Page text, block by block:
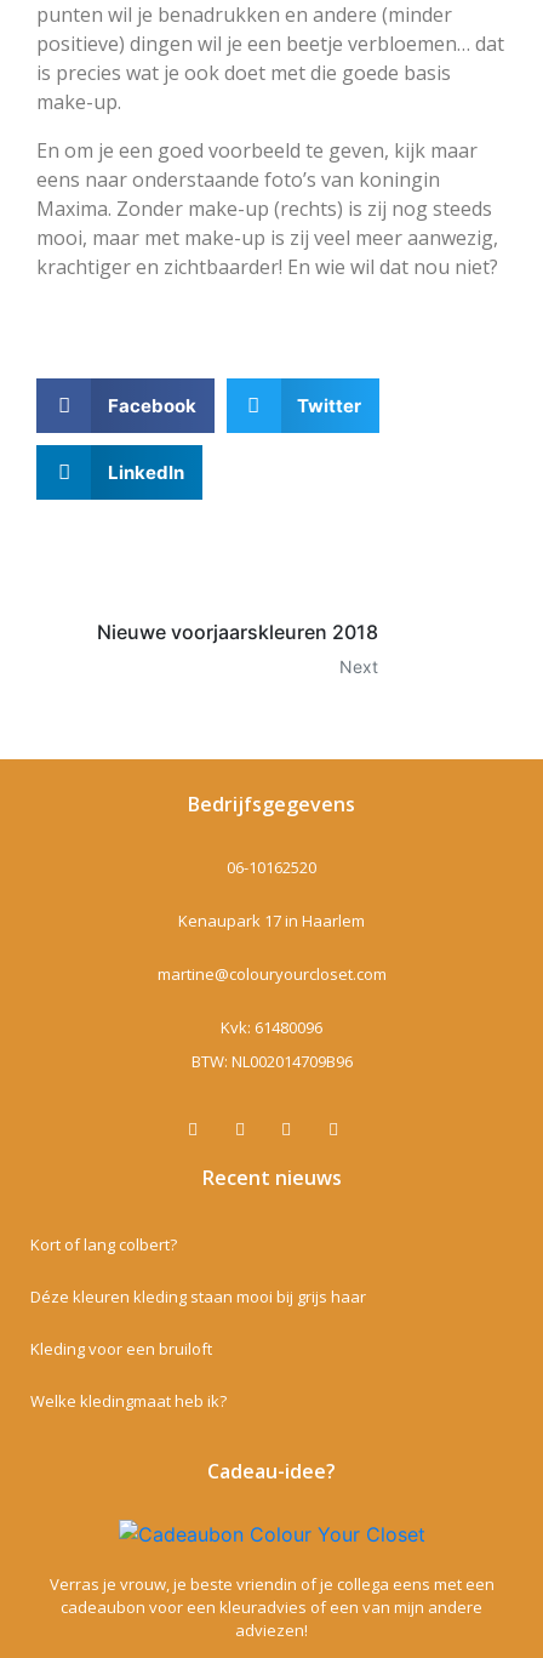
punten wil je benadrukken en andere (minder
positieve) dingen wil je een beetje verbloemen… dat
is precies wat je ook doet met die goede basis
make-up.
En om je een goed voorbeeld te geven, kijk maar
eens naar onderstaande foto’s van koningin
Maxima. Zonder make-up (rechts) is zij nog steeds
mooi, maar met make-up is zij veel meer aanwezig,
krachtiger en zichtbaarder! En wie wil dat nou niet?
Facebook Twitter
LinkedIn
Nieuwe voorjaarskleuren 2018
Next
Bedrijfsgegevens
06-10162520
Kenaupark 17 in Haarlem
martine@colouryourcloset.com
Kvk: 61480096
BTW: NL002014709B96
Recent nieuws
Kort of lang colbert?
Déze kleuren kleding staan mooi bij grijs haar
Kleding voor een bruiloft
Welke kledingmaat heb ik?
Cadeau-idee?
Verras je vrouw, je beste vriendin of je collega eens met een
cadeaubon voor een kleuradvies of een van mijn andere
adviezen!